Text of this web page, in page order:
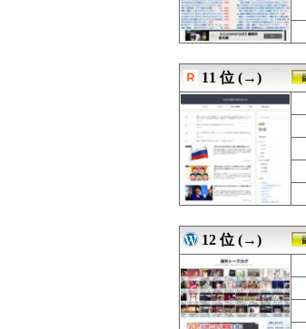
08/06 09:25
08/06 09:17
08/06 09:11
08/06 09:00
08/06 08:50
08/06 08:33
08/06 08:18
08/06 08:15
08/06 08:00
08/06 08:00
08/06 07:25
08/06 07:05
08/06 07:00
08/06 06:50
08/06 06:46
08/06 06:37
08/06 06:30
08/06 06:14
11 位 (→)
12 位 (→)